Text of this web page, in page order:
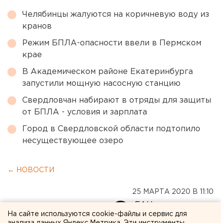
Челябинцы жалуются на коричневую воду из
кранов
Режим БПЛА-опасности ввели в Пермском
крае
В Академическом районе Екатеринбурга
запустили мощную насосную станцию
Свердловчан набирают в отряды для защиты
от БПЛА - условия и зарплата
Город в Свердловской области подтопило
несуществующее озеро
← НОВОСТИ
25 МАРТА 2020 В 11:10
На сайте используются cookie-файлы и сервис для